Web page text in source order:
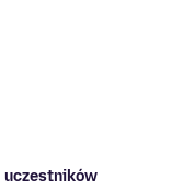
uczestników